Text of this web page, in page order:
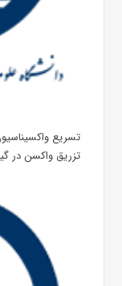
تسریع
تزریق واکسن در